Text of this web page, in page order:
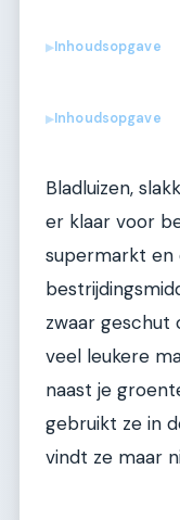
▶Inhoudsopgave
▶Inhoudsopgave
Bladluizen,
er klaar voor
supermarkt en
zwaar geschut
veel leukere
naast je
gebruikt ze in
vindt ze maar